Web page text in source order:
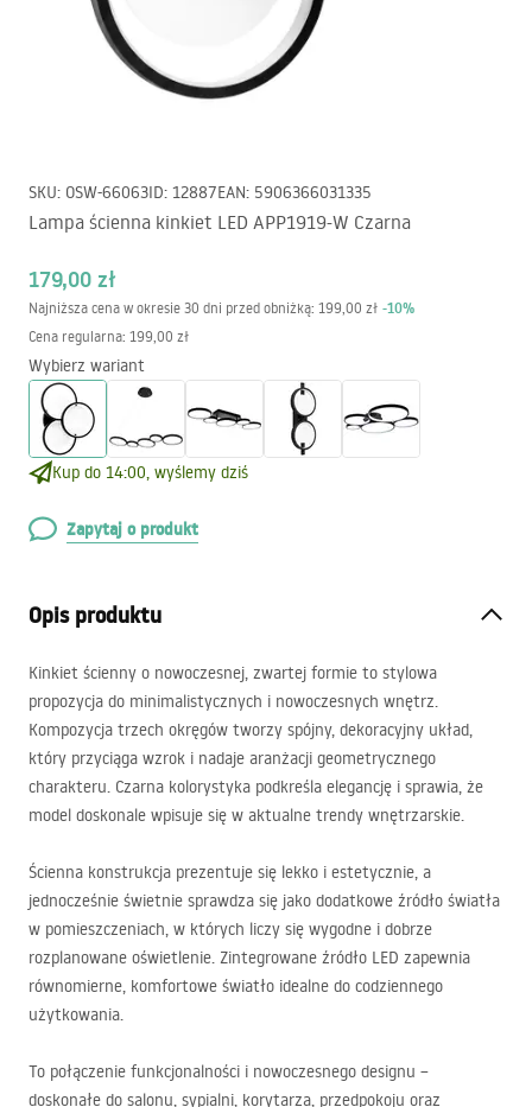
SKU: OSW-66063ID: 12887EAN: 5906366031335
Lampa ścienna kinkiet LED APP1919-W Czarna
179,00 zł
Najniższa cena w okresie 30 dni przed obniżką: 199,00 zł -10%
Cena regularna: 199,00 zł
Wybierz wariant
Kup do 14:00, wyślemy dziś
Zapytaj o produkt
Opis produktu
Kinkiet ścienny o nowoczesnej, zwartej formie to stylowa
propozycja do minimalistycznych i nowoczesnych wnętrz.
Kompozycja trzech okręgów tworzy spójny, dekoracyjny układ,
który przyciąga wzrok i nadaje aranżacji geometrycznego
charakteru. Czarna kolorystyka podkreśla elegancję i sprawia, że
model doskonale wpisuje się w aktualne trendy wnętrzarskie.
Ścienna konstrukcja prezentuje się lekko i estetycznie, a
jednocześnie świetnie sprawdza się jako dodatkowe źródło światła
w pomieszczeniach, w których liczy się wygodne i dobrze
rozplanowane oświetlenie. Zintegrowane źródło LED zapewnia
równomierne, komfortowe światło idealne do codziennego
użytkowania.
To połączenie funkcjonalności i nowoczesnego designu –
doskonałe do salonu, sypialni, korytarza, przedpokoju oraz